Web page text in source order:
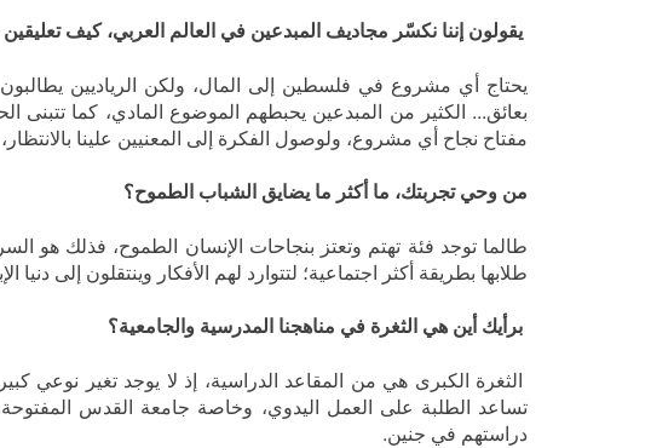
يقولون إننا نكسّر مجاديف المبدعين في العالم العربي، كيف
يحتاج أي مشروع في فلسطين إلى المال، ولكن الرياديين
بعائق... الكثير من المبدعين يحبطهم الموضوع المادي، كما تتبنى
مفتاح نجاح أي مشروع، ولوصول الفكرة إلى المعنيين علينا
من وحي تجربتك، ما أكثر ما يضايق الشباب الطموح؟
طالما توجد فئة تهتم وتعتز بنجاحات الإنسان الطموح، فذلك هو
طلابها بطريقة أكثر اجتماعية؛ لتتوارد لهم الأفكار وينتقلون إلى
برأيك أين هي الثغرة في مناهجنا المدرسية والجامعية؟
الثغرة الكبرى هي من المقاعد الدراسية، إذ لا يوجد تغير نوعي
تساعد الطلبة على العمل اليدوي، وخاصة جامعة القدس
دراستهم في جنين.